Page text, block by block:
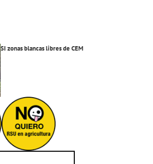
SI zonas blancas libres de CEM